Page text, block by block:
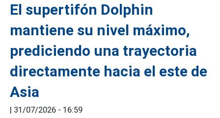
El supertifón Dolphin
mantiene su nivel máximo,
prediciendo una trayectoria
directamente hacia el este de
Asia
| 31/07/2026 - 16:59